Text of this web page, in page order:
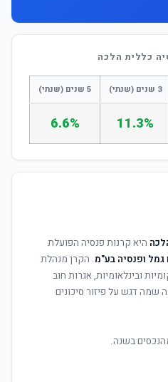
כללית הלכה
3 שנים (שנתי) 5 שנים (שנתי)
11.3%
6.6%
היא קרנות פנסיה הפועלת
ופנסיה בע"מ. הקרן מנהלת
ובינלאומיות, אגרות חוב
שמה דגש על פיזור סיכונים
בשנה.